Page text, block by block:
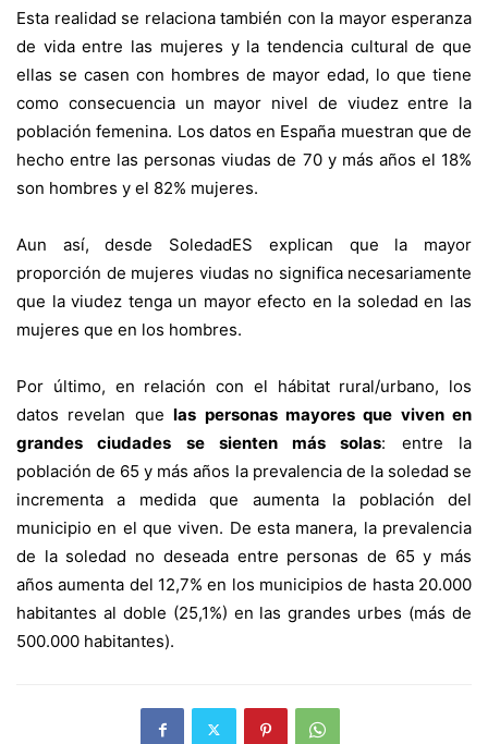
Esta realidad se relaciona también con la mayor esperanza
de vida entre las mujeres y la tendencia cultural de que
ellas se casen con hombres de mayor edad, lo que tiene
como consecuencia un mayor nivel de viudez entre la
población femenina. Los datos en España muestran que de
hecho entre las personas viudas de 70 y más años el 18%
son hombres y el 82% mujeres.
Aun así, desde SoledadES explican que la mayor
proporción de mujeres viudas no significa necesariamente
que la viudez tenga un mayor efecto en la soledad en las
mujeres que en los hombres.
Por último, en relación con el hábitat rural/urbano, los
datos revelan quelas personas mayores que viven en
grandes ciudades se sienten más solas: entre la
población de 65 y más años la prevalencia de la soledad se
incrementa a medida que aumenta la población del
municipio en el que viven. De esta manera, la prevalencia
de la soledad no deseada entre personas de 65 y más
años aumenta del 12,7% en los municipios de hasta 20.000
habitantes al doble (25,1%) en las grandes urbes (más de
500.000 habitantes).